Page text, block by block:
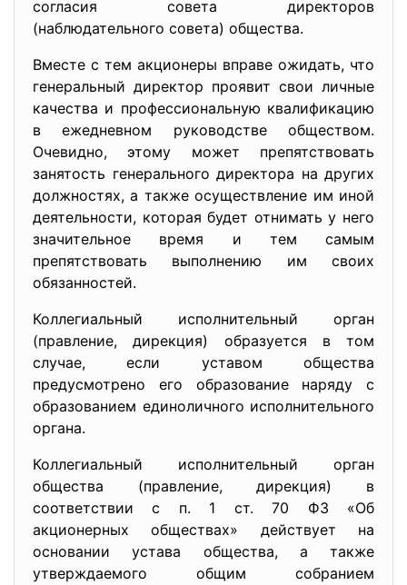
согласия совета директоров
(наблюдательного совета) общества.
Вместе с тем акционеры вправе ожидать, что
генеральный директор проявит свои личные
качества и профессиональную квалификацию
в ежедневном руководстве обществом.
Очевидно, этому может препятствовать
занятость генерального директора на других
должностях, а также осуществление им иной
деятельности, которая будет отнимать у него
значительное время и тем самым
препятствовать выполнению им своих
обязанностей.
Коллегиальный исполнительный орган
(правление, дирекция) образуется в том
случае, если уставом общества
предусмотрено его образование наряду с
образованием единоличного исполнительного
органа.
Коллегиальный исполнительный орган
общества (правление, дирекция) в
соответствии с п. 1 ст. 70 ФЗ «Об
акционерных обществах» действует на
основании устава общества, а также
утверждаемого общим собранием